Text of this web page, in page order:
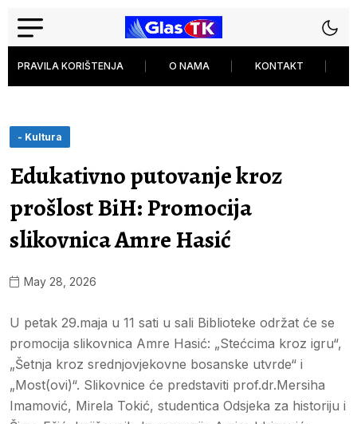
PRAVILA KORIŠTENJA O NAMA KONTAKT
- Kultura
Edukativno putovanje kroz
prošlost BiH: Promocija
slikovnica Amre Hasić
May 28, 2026
U petak 29.maja u 11 sati u sali Biblioteke održat će se
promocija slikovnica Amre Hasić: „Stećcima kroz igru“,
„Šetnja kroz srednjovjekovne bosanske utvrde“ i
„Most(ovi)“. Slikovnice će predstaviti prof.dr.Mersiha
Imamović, Mirela Tokić, studentica Odsjeka za historiju i